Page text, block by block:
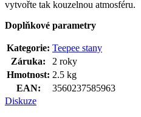
vytvořte tak kouzelnou atmosféru.
Doplňkové parametry
Kategorie: Teepee stany
Záruka:
2 roky
Hmotnost: 2.5 kg
EAN:
3560237585963
Diskuze